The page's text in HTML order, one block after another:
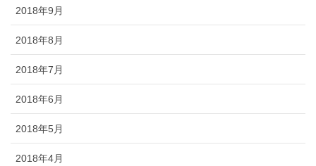
2018年9月
2018年8月
2018年7月
2018年6月
2018年5月
2018年4月